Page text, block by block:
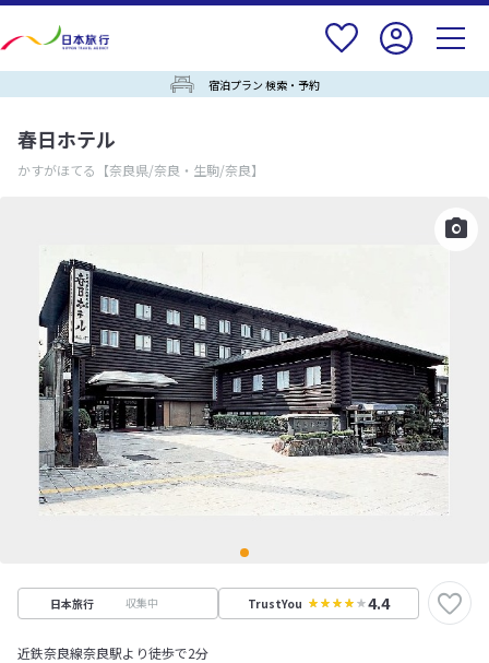
宿泊プラン 検索・予約
春日ホテル
かすがほてる 【奈良県/奈良・生駒/奈良】
日本旅行 収集中 TrustYou 4.4
近鉄奈良線奈良駅より徒歩で2分